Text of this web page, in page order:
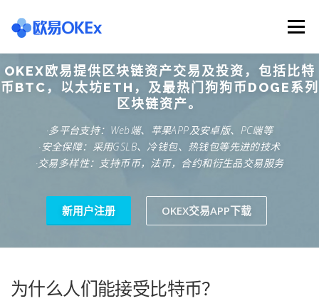
content
Menu
欧意交易所 关于欧意OKX 欧意APP下载
欧意注册网址 欧意交易下载 欧意团队
OKEX欧易提供区块链资产交易及投资，包括比特
币BTC，以太坊ETH，及最热门狗狗币DOGE系列
区块链资产。
·多平台支持：Web端、苹果APP及安卓版、PC端等
·安全保障：采用GSLB、冷钱包、热钱包等先进的技术
·交易多样性：支持币币，法币，合约和衍生品交易服务
新用户注册 OKEX交易APP下载
为什么人们能接受比特币？